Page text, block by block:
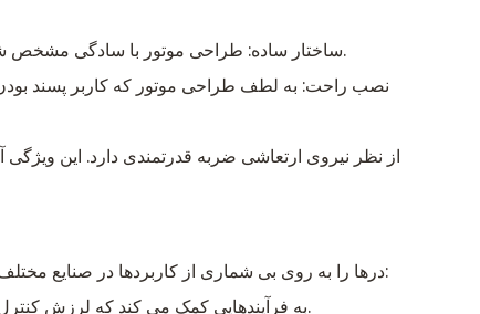
ساختار ساده: طراحی موتور با سادگی مشخص شده است و سهولت استفاده و نگهداری را تضمین می کند. این سادگی در ساختار به قابلیت اطمینان و طول عمر موتور کمک می کند.
نصب راحت: به لطف طراحی موتور که کاربر پسند
تطبیق پذیری موتور ارتعاشی 12V/24V MVB برس DC نوع Micro درها را به روی بی شماری از کاربردها در صنایع مختلف باز می کند. برخی از برنامه های کاربردی قابل توجه عبارتند از:
ماشین آلات صنعتی: در حوزه ماشین آلات صنعتی، سری MVB به فرآیندهایی کمک می کند که لرزش کنترل شده یکپارچه است، مانند سیستم های جابجایی و مرتب سازی مواد.